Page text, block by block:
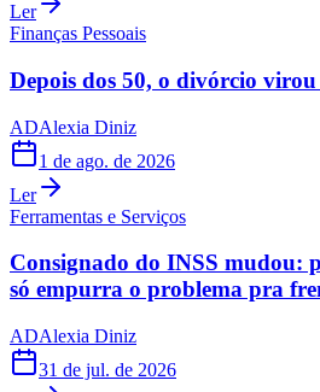
Ler
Finanças Pessoais
Depois dos 50, o divórcio
ADAlexia Diniz
1 de ago. de 2026
Ler
Ferramentas e Serviços
Consignado do INSS mudou:
só empurra o problema pra
ADAlexia Diniz
31 de jul. de 2026